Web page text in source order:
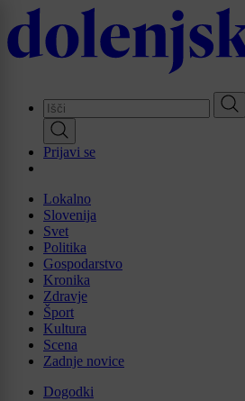
Skip
to
main
Prijavi se
Lokalno
Slovenija
Svet
Politika
Gospodarstvo
Kronika
Zdravje
Šport
Kultura
Scena
Zadnje novice
Dogodki